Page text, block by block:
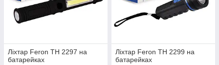
Ліхтар Feron TH 2297 на
батарейках
Ліхтар Feron TH 2299 на
батарейках